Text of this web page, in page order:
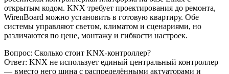
открытым кодом. KNX требует проектирования до ремонта,
WirenBoard можно установить в готовую квартиру. Обе
системы управляют светом, климатом и сценариями, но
различаются по цене, монтажу и гибкости настроек.
Вопрос: Сколько стоит KNX-контроллер?
Ответ: KNX не использует единый центральный контроллер
— вместо него шина с распределёнными актуаторами и